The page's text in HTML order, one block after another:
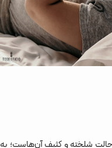
حالت شلخته و کثیف آن‌هاست؛ به